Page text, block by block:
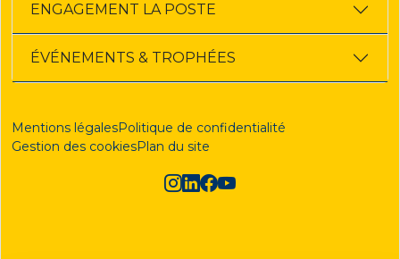
ENGAGEMENT LA POSTE
ÉVÉNEMENTS & TROPHÉES
Mentions légalesPolitique de confidentialité
Gestion des cookiesPlan du site